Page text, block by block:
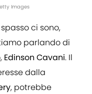
Images
ci sono,
parlando di
Edinson Cavani. Il
dalla
, potrebbe